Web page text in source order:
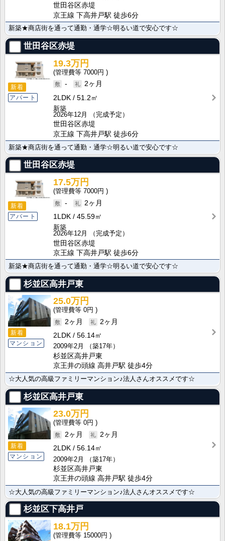
世田谷区赤堤
京王線 下高井戸駅 徒歩6分
新築★商店街を通って通勤・通学☆明るい道で安心です☆
世田谷区赤堤
新着
アパート
19.3万円
7000円
-
2ヶ月
2LDK
51.2㎡
新築
2026年12月
（完成予定）
世田谷区赤堤
京王線 下高井戸駅 徒歩6分
新築★商店街を通って通勤・通学☆明るい道で安心です☆
世田谷区赤堤
新着
アパート
17.5万円
7000円
-
2ヶ月
1LDK
45.59㎡
新築
2026年12月
（完成予定）
世田谷区赤堤
京王線 下高井戸駅 徒歩6分
新築★商店街を通って通勤・通学☆明るい道で安心です☆
杉並区高井戸東
新着
マンション
25.0万円
0円
2ヶ月
2ヶ月
2LDK
56.14㎡
2009年2月
（築17年）
杉並区高井戸東
京王井の頭線 高井戸駅 徒歩4分
☆大人気の高級ファミリーマンション♪法人さんオススメです☆
杉並区高井戸東
新着
マンション
23.0万円
0円
2ヶ月
2ヶ月
2LDK
56.14㎡
2009年2月
（築17年）
杉並区高井戸東
京王井の頭線 高井戸駅 徒歩4分
☆大人気の高級ファミリーマンション♪法人さんオススメです☆
杉並区下高井戸
18.1万円
15000円